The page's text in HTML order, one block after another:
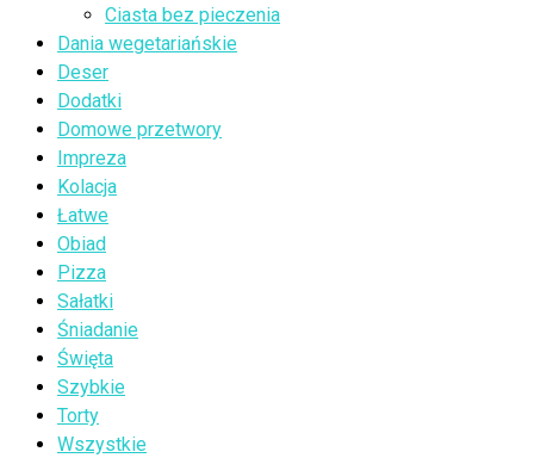
Ciasta bez pieczenia
Dania wegetariańskie
Deser
Dodatki
Domowe przetwory
Impreza
Kolacja
Łatwe
Obiad
Pizza
Sałatki
Śniadanie
Święta
Szybkie
Torty
Wszystkie